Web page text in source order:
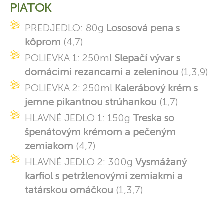
PIATOK
PREDJEDLO: 80g Lososová pena s
kôprom (4,7)
POLIEVKA 1: 250ml Slepačí vývar s
domácimi rezancami a zeleninou (1,3,9)
POLIEVKA 2: 250ml Kalerábový krém s
jemne pikantnou strúhankou (1,7)
HLAVNÉ JEDLO 1: 150g Treska so
špenátovým krémom a pečeným
zemiakom (4,7)
HLAVNÉ JEDLO 2: 300g Vysmážaný
karfiol s petržlenovými zemiakmi a
tatárskou omáčkou (1,3,7)